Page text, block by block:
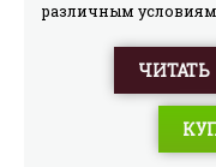
различным
органов и систем
изложения и
вопросам делают
только для
для широкого круга
ЧИТАТЬ